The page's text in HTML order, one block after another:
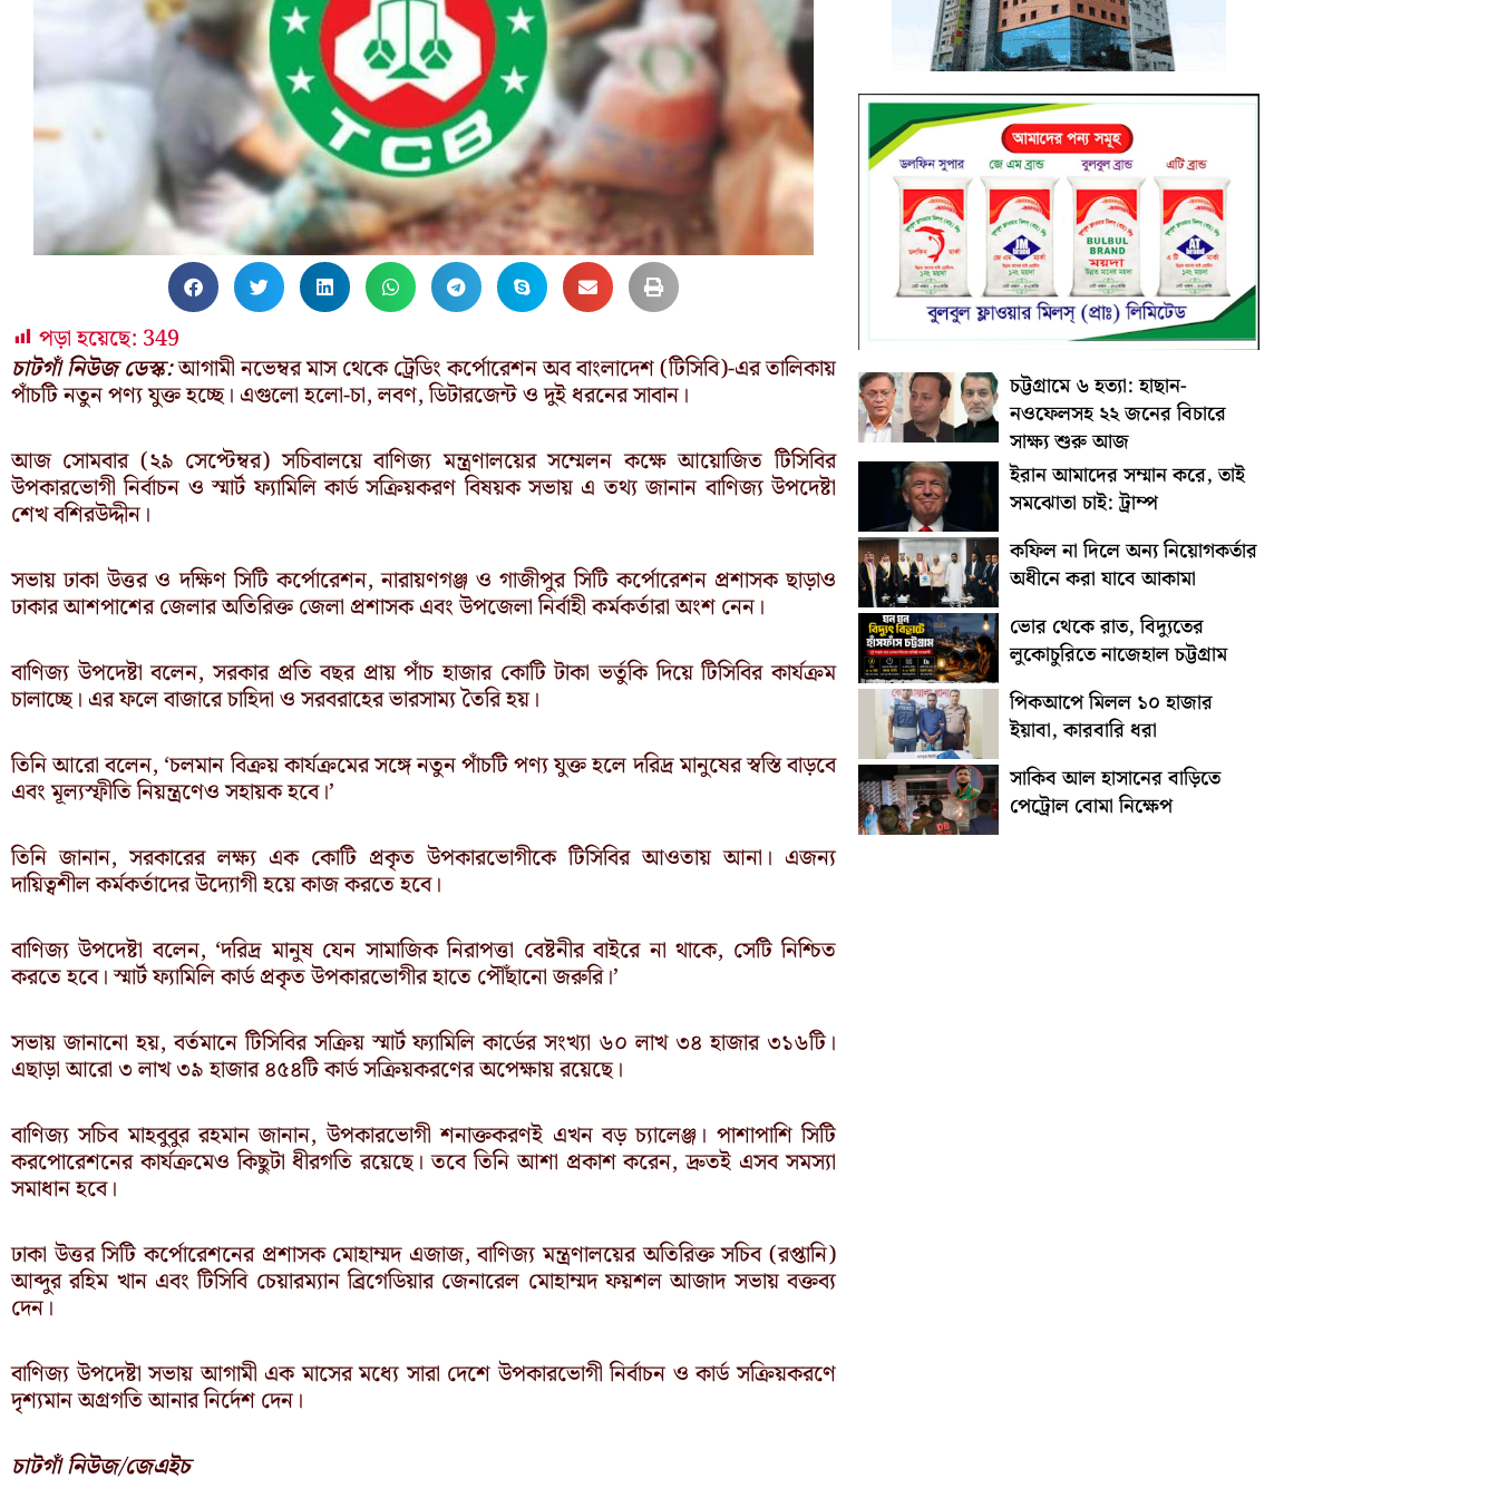
পড়া হয়েছে: 349
চাটগাঁ নিউজ ডেস্ক:আগামী নভেম্বর মাস থেকে ট্রেডিং কর্পোরেশন অব বাংলাদেশ (টিসিবি)-এর তালিকায়
পাঁচটি নতুন পণ্য যুক্ত হচ্ছে। এগুলো হলো-চা, লবণ, ডিটারজেন্ট ও দুই ধরনের সাবান।
আজ সোমবার (২৯ সেপ্টেম্বর) সচিবালয়ে বাণিজ্য মন্ত্রণালয়ের সম্মেলন কক্ষে আয়োজিত টিসিবির
উপকারভোগী নির্বাচন ও স্মার্ট ফ্যামিলি কার্ড সক্রিয়করণ বিষয়ক সভায় এ তথ্য জানান বাণিজ্য উপদেষ্টা
শেখ বশিরউদ্দীন।
সভায় ঢাকা উত্তর ও দক্ষিণ সিটি কর্পোরেশন, নারায়ণগঞ্জ ও গাজীপুর সিটি কর্পোরেশন প্রশাসক ছাড়াও
ঢাকার আশপাশের জেলার অতিরিক্ত জেলা প্রশাসক এবং উপজেলা নির্বাহী কর্মকর্তারা অংশ নেন।
বাণিজ্য উপদেষ্টা বলেন, সরকার প্রতি বছর প্রায় পাঁচ হাজার কোটি টাকা ভর্তুকি দিয়ে টিসিবির কার্যক্রম
চালাচ্ছে। এর ফলে বাজারে চাহিদা ও সরবরাহের ভারসাম্য তৈরি হয়।
তিনি আরো বলেন, ‘চলমান বিক্রয় কার্যক্রমের সঙ্গে নতুন পাঁচটি পণ্য যুক্ত হলে দরিদ্র মানুষের স্বস্তি বাড়বে
এবং মূল্যস্ফীতি নিয়ন্ত্রণেও সহায়ক হবে।’
তিনি জানান, সরকারের লক্ষ্য এক কোটি প্রকৃত উপকারভোগীকে টিসিবির আওতায় আনা। এজন্য
দায়িত্বশীল কর্মকর্তাদের উদ্যোগী হয়ে কাজ করতে হবে।
বাণিজ্য উপদেষ্টা বলেন, ‘দরিদ্র মানুষ যেন সামাজিক নিরাপত্তা বেষ্টনীর বাইরে না থাকে, সেটি নিশ্চিত
করতে হবে। স্মার্ট ফ্যামিলি কার্ড প্রকৃত উপকারভোগীর হাতে পৌঁছানো জরুরি।’
সভায় জানানো হয়, বর্তমানে টিসিবির সক্রিয় স্মার্ট ফ্যামিলি কার্ডের সংখ্যা ৬০ লাখ ৩৪ হাজার ৩১৬টি।
এছাড়া আরো ৩ লাখ ৩৯ হাজার ৪৫৪টি কার্ড সক্রিয়করণের অপেক্ষায় রয়েছে।
বাণিজ্য সচিব মাহবুবুর রহমান জানান, উপকারভোগী শনাক্তকরণই এখন বড় চ্যালেঞ্জ। পাশাপাশি সিটি
করপোরেশনের কার্যক্রমেও কিছুটা ধীরগতি রয়েছে। তবে তিনি আশা প্রকাশ করেন, দ্রুতই এসব সমস্যা
সমাধান হবে।
ঢাকা উত্তর সিটি কর্পোরেশনের প্রশাসক মোহাম্মদ এজাজ, বাণিজ্য মন্ত্রণালয়ের অতিরিক্ত সচিব (রপ্তানি)
আব্দুর রহিম খান এবং টিসিবি চেয়ারম্যান ব্রিগেডিয়ার জেনারেল মোহাম্মদ ফয়শল আজাদ সভায় বক্তব্য
দেন।
বাণিজ্য উপদেষ্টা সভায় আগামী এক মাসের মধ্যে সারা দেশে উপকারভোগী নির্বাচন ও কার্ড সক্রিয়করণে
দৃশ্যমান অগ্রগতি আনার নির্দেশ দেন।
চাটগাঁ নিউজ/জেএইচ
চট্টগ্রামে ৬ হত্যা: হাছান-
নওফেলসহ ২২ জনের বিচারে
সাক্ষ্য শুরু আজ
ইরান আমাদের সম্মান করে, তাই
সমঝোতা চাই: ট্রাম্প
কফিল না দিলে অন্য নিয়োগকর্তার
অধীনে করা যাবে আকামা
ভোর থেকে রাত, বিদ্যুতের
লুকোচুরিতে নাজেহাল চট্টগ্রাম
পিকআপে মিলল ১০ হাজার
ইয়াবা, কারবারি ধরা
সাকিব আল হাসানের বাড়িতে
পেট্রোল বোমা নিক্ষেপ